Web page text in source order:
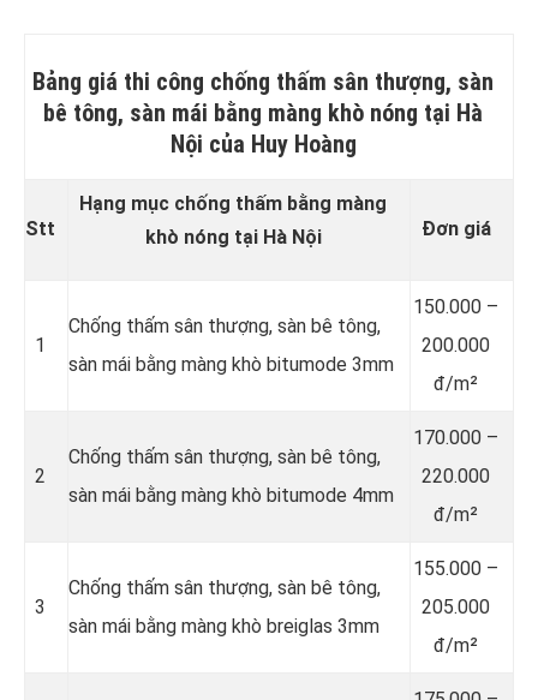
Bảng giá thi công chống thấm sân thượng, sàn
bê tông, sàn mái bằng màng khò nóng tại Hà
Nội của Huy Hoàng
Stt
Hạng mục chống thấm bằng màng
khò nóng tại Hà Nội
Đơn giá
1
Chống thấm sân thượng, sàn bê tông,
sàn mái bằng màng khò bitumode 3mm
150.000 –
200.000
đ/m²
2
Chống thấm sân thượng, sàn bê tông,
sàn mái bằng màng khò bitumode 4mm
170.000 –
220.000
đ/m²
3
Chống thấm sân thượng, sàn bê tông,
sàn mái bằng màng khò breiglas 3mm
155.000 –
205.000
đ/m²